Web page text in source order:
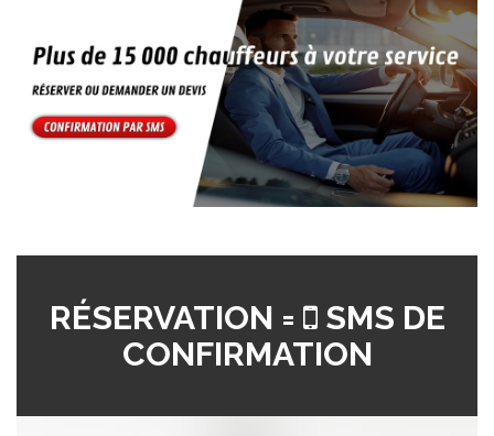
RÉSERVATION =
SMS DE
CONFIRMATION